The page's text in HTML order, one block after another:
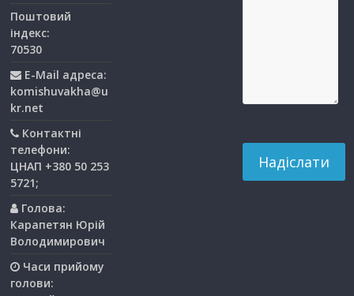
Поштовий
індекс:
70530
E-Mail адреса:
komishuvakha@u
kr.net
Контактні
телефони:
ЦНАП +380 50 253
5721;
Голова:
Карапетян Юрій
Володимирович
Часи прийому
голови: